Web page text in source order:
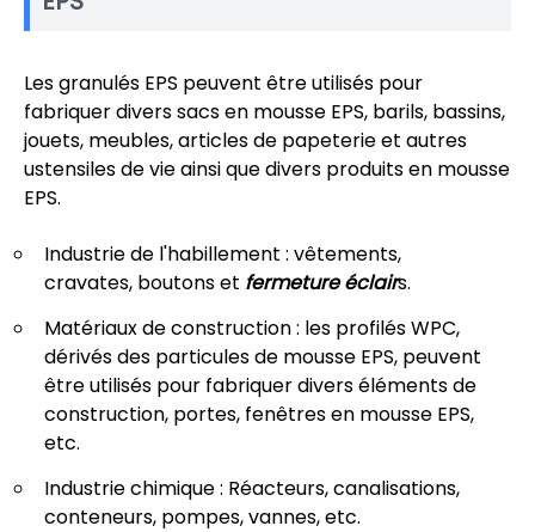
Les granulés EPS peuvent être utilisés pour
fabriquer divers sacs en mousse EPS, barils, bassins,
jouets, meubles, articles de papeterie et autres
ustensiles de vie ainsi que divers produits en mousse
EPS.
Industrie de l'habillement : vêtements,
cravates, boutons et fermeture éclairs.
Matériaux de construction : les profilés WPC,
dérivés des particules de mousse EPS, peuvent
être utilisés pour fabriquer divers éléments de
construction, portes, fenêtres en mousse EPS,
etc.
Industrie chimique : Réacteurs, canalisations,
conteneurs, pompes, vannes, etc.